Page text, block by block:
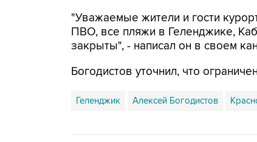
"Уважаемые жители и гости
ПВО, все пляжи в Геленджике,
закрыты", - написал он в своем
Богодистов уточнил, что
Геленджик Алексей Богодистов